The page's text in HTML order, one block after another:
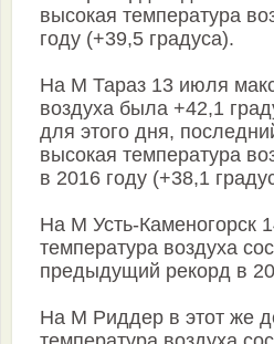
высокая температура
году (+39,5 градуса).
На М Тараз 13 июля
воздуха была +42,1
для этого дня,
высокая температура
в 2016 году (+38,1
На М Усть-Каменогорск
температура воздуха
предыдущий рекорд в
На М Риддер в этот же